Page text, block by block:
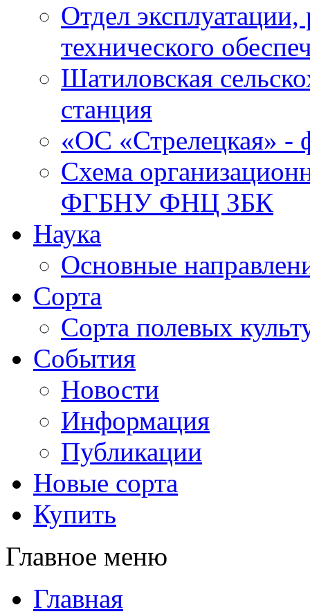
Отдел
технического
Шатиловская
станция
«ОС «Стрелецкая»
Схема
ФГБНУ ФНЦ ЗБК
Наука
Основные
Сорта
Сорта полевых
События
Новости
Информация
Публикации
Новые сорта
Купить
Главное меню
Главная